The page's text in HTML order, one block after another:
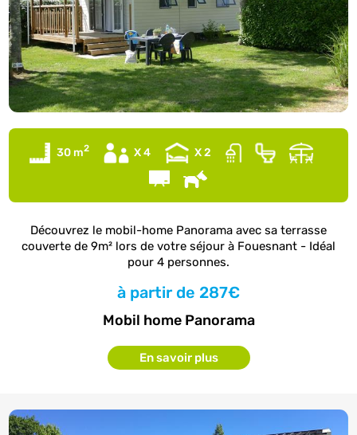
30 m2 X 4 X 2
Découvrez le mobil-home Panorama avec sa terrasse
couverte de 9m² lors de votre séjour à Fouesnant - Idéal
pour 4 personnes.
à partir de 287€
Mobil home Panorama
En savoir plus